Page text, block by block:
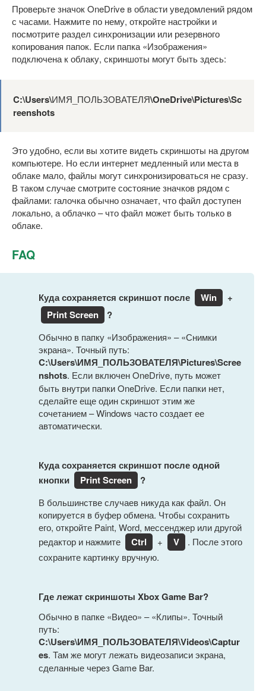
Проверьте значок OneDrive в области уведомлений рядом
с часами. Нажмите по нему, откройте настройки и
посмотрите раздел синхронизации или резервного
копирования папок. Если папка «Изображения»
подключена к облаку, скриншоты могут быть здесь:
C:\Users\ИМЯ_ПОЛЬЗОВАТЕЛЯ\OneDrive\Pictures\Sc
reenshots
Это удобно, если вы хотите видеть скриншоты на другом
компьютере. Но если интернет медленный или места в
облаке мало, файлы могут синхронизироваться не сразу.
В таком случае смотрите состояние значков рядом с
файлами: галочка обычно означает, что файл доступен
локально, а облачко – что файл может быть только в
облаке.
FAQ
Куда сохраняется скриншот после Win
+
Print Screen
?
Обычно в папку «Изображения» – «Снимки
экрана». Точный путь:
C:\Users\ИМЯ_ПОЛЬЗОВАТЕЛЯ\Pictures\Scree
nshots. Если включен OneDrive, путь может
быть внутри папки OneDrive. Если папки нет,
сделайте еще один скриншот этим же
сочетанием – Windows часто создает ее
автоматически.
Куда сохраняется скриншот после одной
кнопки
Print Screen ?
В большинстве случаев никуда как файл. Он
копируется в буфер обмена. Чтобы сохранить
его, откройте Paint, Word, мессенджер или другой
редактор и нажмите
Ctrl + V
. После этого
сохраните картинку вручную.
Где лежат скриншоты Xbox Game Bar?
Обычно в папке «Видео» – «Клипы». Точный
путь:
C:\Users\ИМЯ_ПОЛЬЗОВАТЕЛЯ\Videos\Captur
es. Там же могут лежать видеозаписи экрана,
сделанные через Game Bar.